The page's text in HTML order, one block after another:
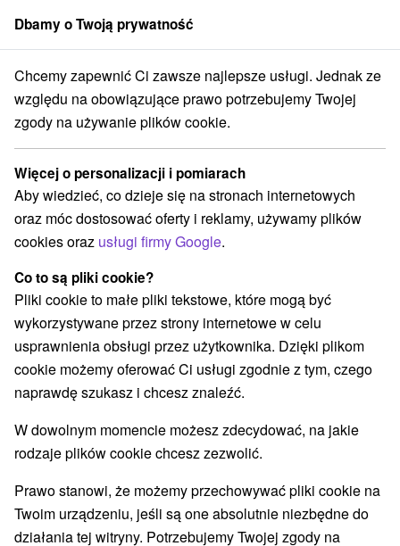
członek grupySorger
Ružomberok Mauzoleum Andreja Hlinki, pomnik Andreja Hlinki
Mauzoleum Andreja Hlinki, pomnik
Andreja Hlinki
Wyświetl stronę internetową
Przejdź do
Facebook
Opinii Google
Zarevúca 19/18
034 01 Ružomberok
GPS:
N +49° 4' 51.45''
E +19° 18' 15.03''
Dbamy o Twoją prywatność
Chcemy zapewnić Ci zawsze najlepsze usługi. Jednak ze
względu na obowiązujące prawo potrzebujemy Twojej
zgody na używanie plików cookie.
Więcej o personalizacji i pomiarach
Aby wiedzieć, co dzieje się na stronach internetowych
oraz móc dostosować oferty i reklamy, używamy plików
cookies oraz usługi firmy Google.
Co to są pliki cookie?
Pliki cookie to małe pliki tekstowe, które mogą być
wykorzystywane przez strony internetowe w celu
usprawnienia obsługi przez użytkownika. Dzięki plikom
cookie możemy oferować Ci usługi zgodnie z tym, czego
naprawdę szukasz i chcesz znaleźć.
W dowolnym momencie możesz zdecydować, na jakie
rodzaje plików cookie chcesz zezwolić.
Prawo stanowi, że możemy przechowywać pliki cookie na
Twoim urządzeniu, jeśli są one absolutnie niezbędne do
działania tej witryny. Potrzebujemy Twojej zgody na